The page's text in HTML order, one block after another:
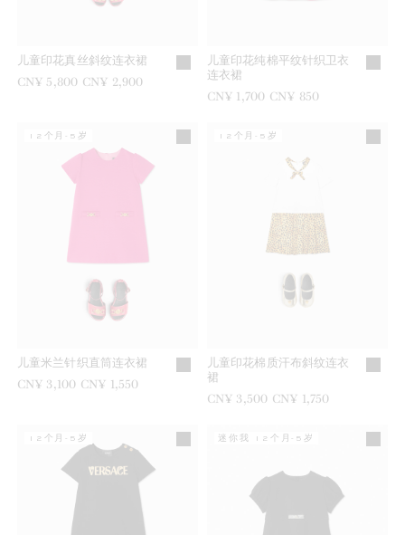
儿童印花真丝斜纹连衣裙
之前是
CN¥ 5,800 现在是
CN¥ 2,900
儿童印花纯棉平纹针织卫衣
连衣裙
之前是
CN¥ 1,700 现在是
CN¥ 850
儿童米兰针织直筒连衣裙
之前是
CN¥ 3,100 现在是
CN¥ 1,550
12个月-5岁
儿童印花棉质汗布斜纹连衣
裙
之前是
CN¥ 3,500 现在是
CN¥ 1,750
12个月-5岁
12个月-5岁 迷你我 12个月-5岁